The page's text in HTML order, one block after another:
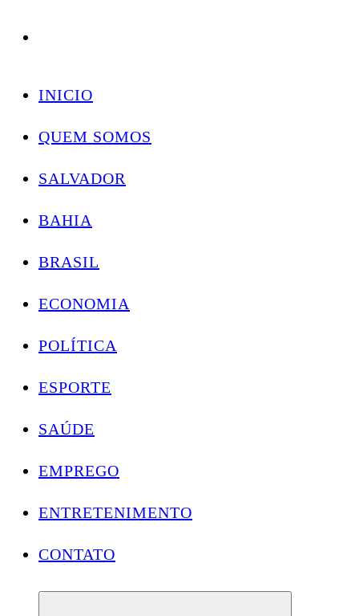
Skip
INICIO
QUEM SOMOS
SALVADOR
BAHIA
BRASIL
ECONOMIA
POLÍTICA
ESPORTE
SAÚDE
EMPREGO
ENTRETENIMENTO
CONTATO